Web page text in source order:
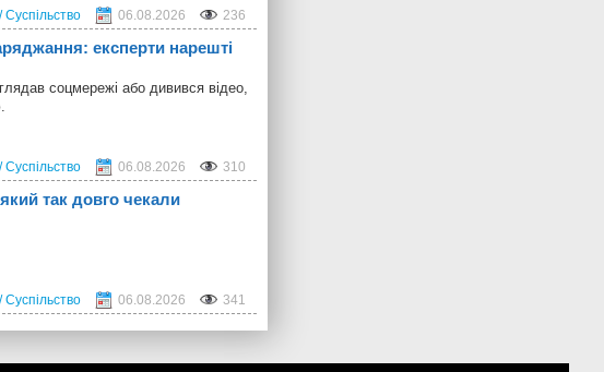
06.08.2026 236
експерти нарешті
соцмережі або дивився відео,
06.08.2026 310
так довго чекали
06.08.2026 341